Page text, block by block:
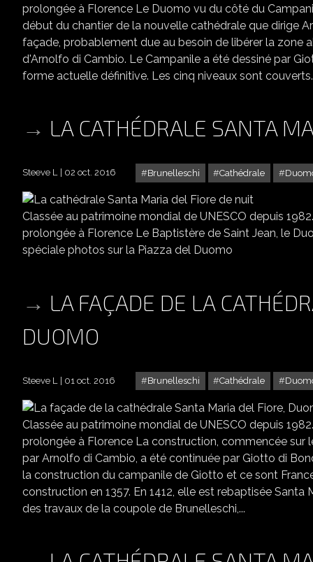
prolongée à Florence Le Duomo vu du côté du
début du chantier de la nouvelle cathédrale que dirige
façade, probablement due au besoin de libérer la zone
d'Arnolfo di Cambio. Le Campanile a été dessiné par
forme actuelle définitive. Les cinq niveaux sont
LA CATHÉDRALE SANTA
Brunelleschi Cathédrale
Steeve L 02 oct. 2016
Classée au patrimoine mondial de UNESCO depuis
prolongée à Florence Le Baptistère de Saint Jean, le
spéciale photos sur la Piazza del Duomo
LA FAÇADE DE LA
DUOMO
Brunelleschi Cathédrale
Steeve L 01 oct. 2016 LA
Classée au patrimoine mondial de UNESCO depuis
prolongée à Florence La construction, commencée sur
par Arnolfo di Cambio, a été continuée par Giotto di
la construction du campanile de Giotto et ce sont
construction en 1357. En 1412, elle est rebaptisée
des travaux de la coupole de Brunelleschi,...